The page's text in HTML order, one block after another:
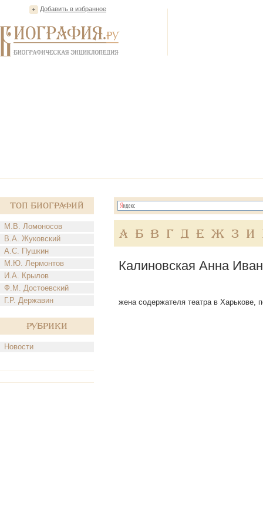
Добавить в избранное
Топ Биографий
М.В. Ломоносов
В.А. Жуковский
А.С. Пушкин
М.Ю. Лермонтов
И.А. Крылов
Ф.М. Достоевский
Г.Р. Державин
Рубрики
Новости
А Б В Г Д Е Ж З И
Калиновская Анна
жена содержателя театра в Харькове,